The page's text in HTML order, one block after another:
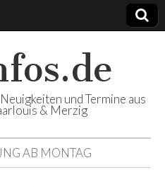
und Termine aus
& Merzig
AB MONTAG